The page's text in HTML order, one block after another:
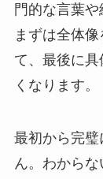
門的な言葉や
まずは全体
て、最後に
くなります。
最初から完
ん。わから